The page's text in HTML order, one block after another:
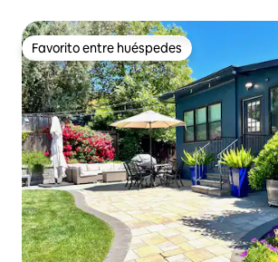
Favorito entre huéspedes
Favorito entre huéspedes